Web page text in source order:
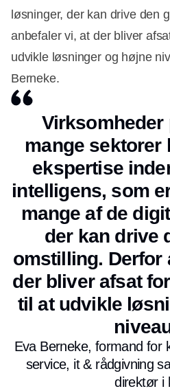
løsninger, der kan drive den
anbefaler vi, at der bliver
udvikle løsninger og højne
Berneke.
mange sektorer
ekspertise
intelligens, som
mange af de
der kan drive
omstilling. Derfor
der bliver afsat
til at udvikle
Eva Berneke, formand for
service, it & rådgivning
direktør i